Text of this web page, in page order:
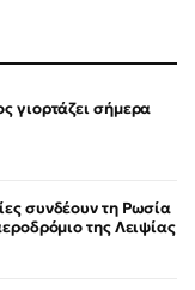
γιορτάζει σήμερα
συνδέουν τη Ρωσία
της Λειψίας